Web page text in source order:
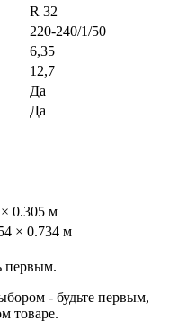
R 32
220-240/1/50
6,35
12,7
Да
Да
0.305 м
× 0.734 м
первым.
- будьте первым,
товаре.